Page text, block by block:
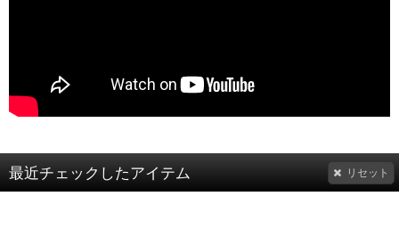
最近チェックしたアイテム リセット